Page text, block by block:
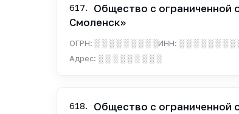
617.
Общество с ограниченной
Смоленск»
ОГРН:░ ░ ░ ░ ░ ░ ░ ░ ░ИНН:░ ░ ░ ░ ░ ░ ░ ░
Адрес:░ ░ ░ ░ ░ ░ ░ ░ ░
618. Общество с ограниченной